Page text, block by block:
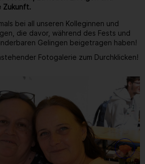
Zukunft.
bei all unseren Kolleginnen und
die davor, während des Fests und
Gelingen beigetragen haben!
Fotogalerie zum Durchklicken!